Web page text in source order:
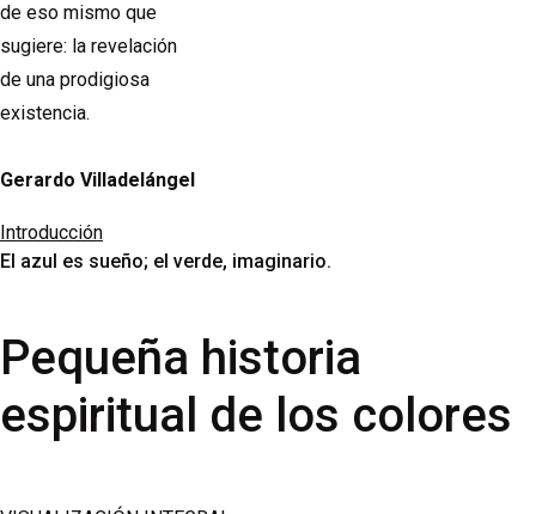
de eso mismo que
sugiere: la revelación
de una prodigiosa
existencia.
Gerardo Villadelángel
Introducción
El azul es sueño; el verde, imaginario.
Pequeña historia
espiritual de los colores